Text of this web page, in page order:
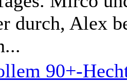
durch, Alex